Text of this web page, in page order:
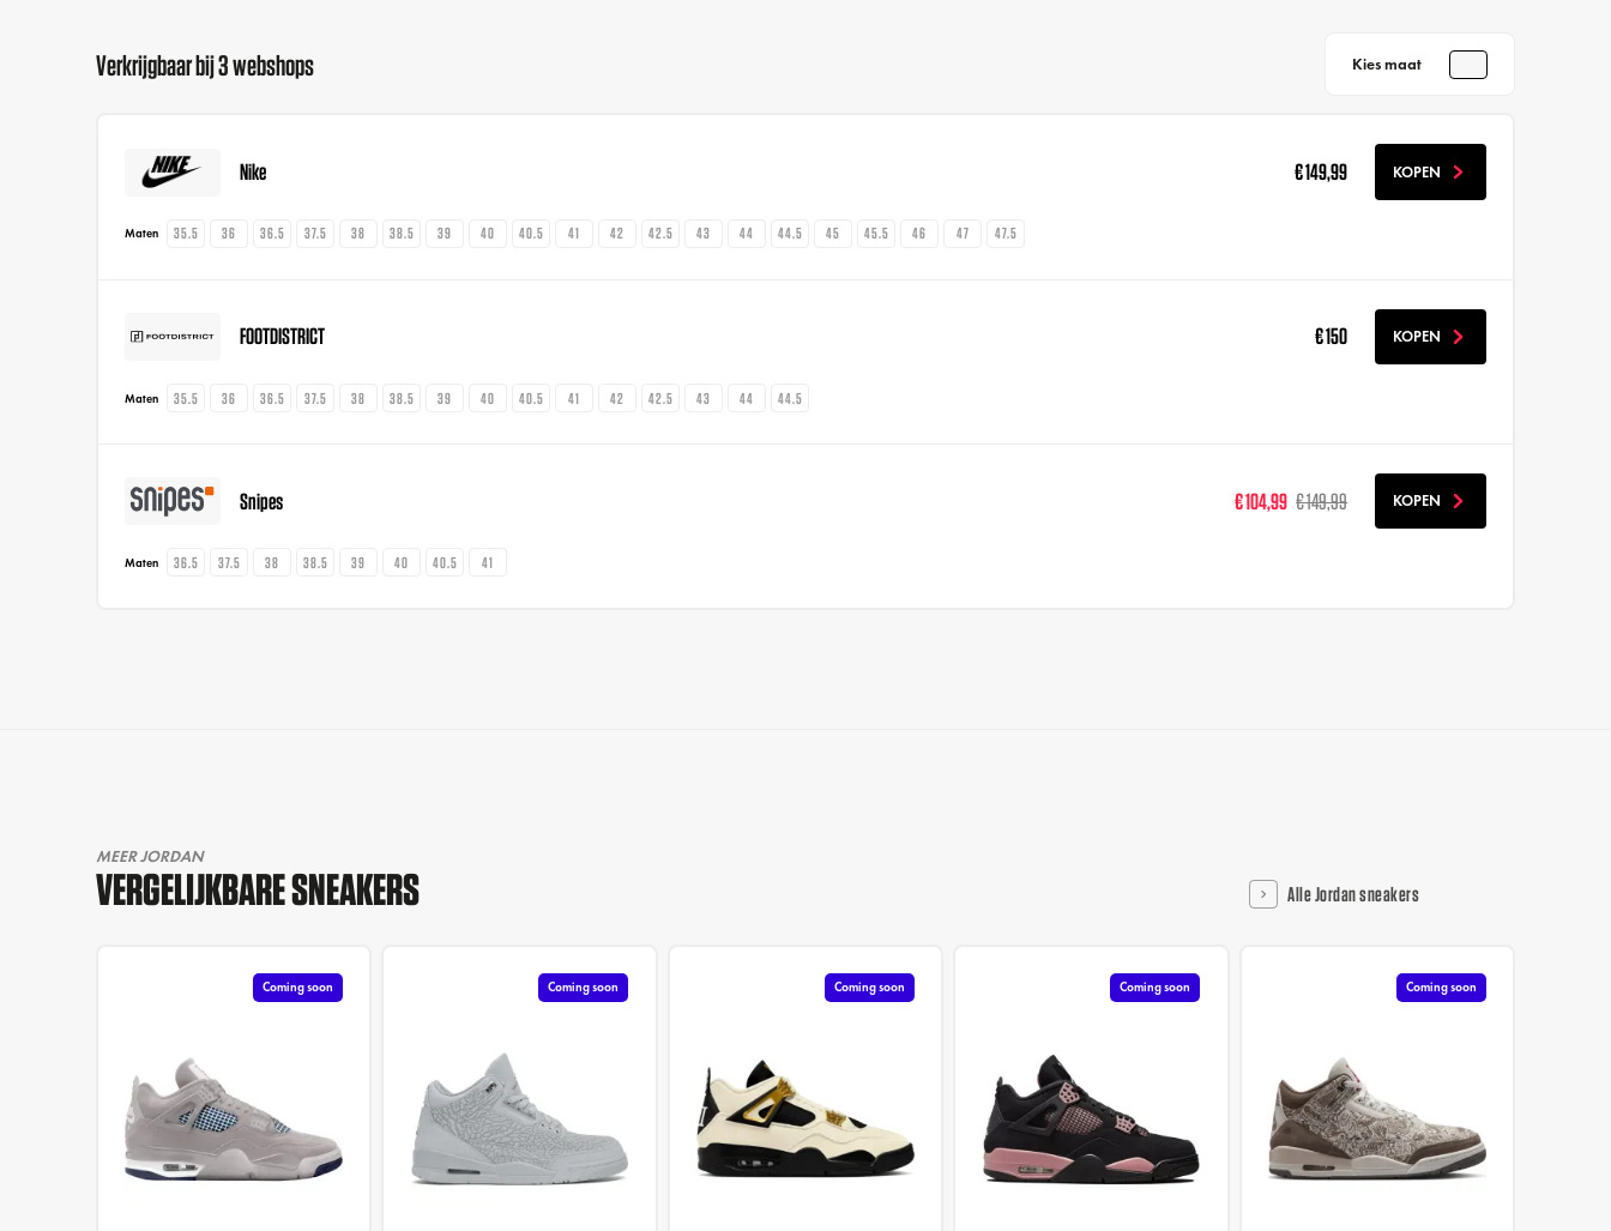
Verkrijgbaar bij 3 webshops Kies maat
Nike € 149,99 KOPEN
Maten 35.5 36 36.5 37.5 38 38.5 39 40 40.5 41 42 42.5 43 44 44.5 45 45.5 46 47 47.5
FOOTDISTRICT € 150 KOPEN
Maten 35.5 36 36.5 37.5 38 38.5 39 40 40.5 41 42 42.5 43 44 44.5
Snipes € 104,99 € 149,99 KOPEN
Maten 36.5 37.5 38 38.5 39 40 40.5 41
MEER JORDAN
VERGELIJKBARE SNEAKERS Alle Jordan sneakers
Coming soon Coming soon Coming soon Coming soon Coming soon